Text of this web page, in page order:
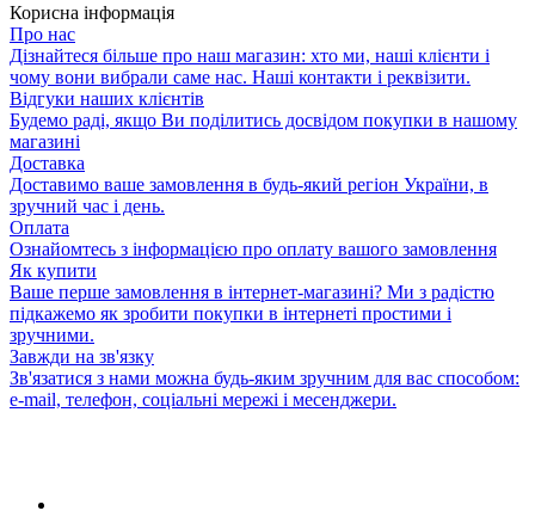
Корисна інформація
Про нас
Дізнайтеся більше про наш магазин: хто ми, наші клієнти і
чому вони вибрали саме нас. Наші контакти і реквізити.
Відгуки наших клієнтів
Будемо раді, якщо Ви поділитись досвідом покупки в нашому
магазині
Доставка
Доставимо ваше замовлення в будь-який регіон України, в
зручний час і день.
Оплата
Ознайомтесь з інформацією про оплату вашого замовлення
Як купити
Ваше перше замовлення в інтернет-магазині? Ми з радістю
підкажемо як зробити покупки в інтернеті простими і
зручними.
Завжди на зв'язку
Зв'язатися з нами можна будь-яким зручним для вас способом:
e-mail, телефон, соціальні мережі і месенджери.